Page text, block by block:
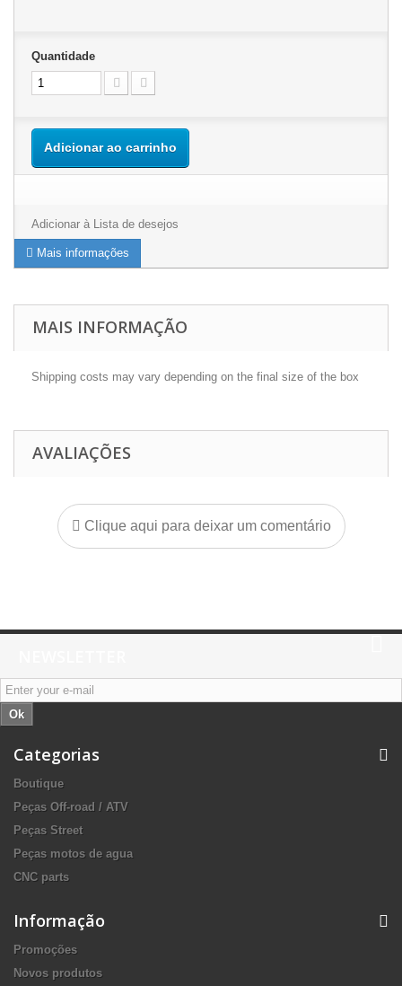
Quantidade
Adicionar ao carrinho
Adicionar à Lista de desejos
Mais informações
MAIS INFORMAÇÃO
Shipping costs may vary depending on the final size of the box
AVALIAÇÕES
Clique aqui para deixar um comentário
Ok
Categorias
Boutique
Peças Off-road / ATV
Peças Street
Peças motos de agua
CNC parts
Informação
Promoções
Novos produtos